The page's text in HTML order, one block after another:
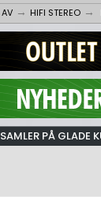
AV HIFI STEREO
PÅ GLADE